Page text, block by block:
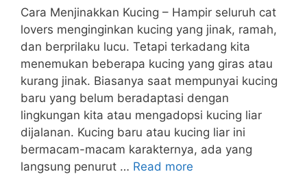
Cara Menjinakkan Kucing – Hampir seluruh cat
lovers menginginkan kucing yang jinak, ramah,
dan berprilaku lucu. Tetapi terkadang kita
menemukan beberapa kucing yang giras atau
kurang jinak. Biasanya saat mempunyai kucing
baru yang belum beradaptasi dengan
lingkungan kita atau mengadopsi kucing liar
dijalanan. Kucing baru atau kucing liar ini
bermacam-macam karakternya, ada yang
langsung penurut … Read more